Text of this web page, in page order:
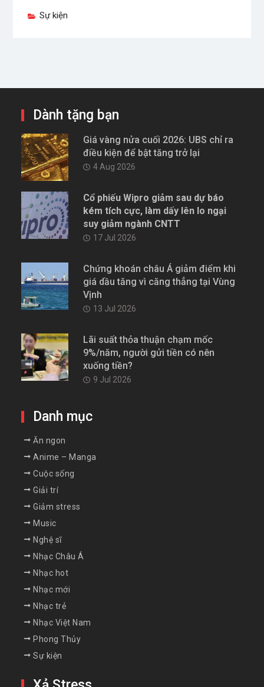
Sự kiện
Dành tặng bạn
Giá vàng nửa cuối 2026: UBS chỉ ra
điều kiện để bật tăng trở lại
4 Aug 2026
Cổ phiếu Wipro giảm sau dự báo
kém tích cực, làm dấy lên lo ngại
suy giảm ngành CNTT
17 Jul 2026
Chứng khoán châu Á giảm điểm khi
giá dầu tăng vì căng thẳng tại Vùng
Vịnh
13 Jul 2026
Lãi suất thỏa thuận chạm mốc
9%/năm, người gửi tiền có nên
xuống tiền?
9 Jul 2026
Danh mục
Ăn ngon
Anime – Manga
Cuộc sống
Giải trí
Giảm stress
Music
Nghệ sĩ
Nhạc Châu Á
Nhạc hot
Nhạc mới
Nhạc trẻ
Nhạc Việt Nam
Phong Thủy
Sự kiện